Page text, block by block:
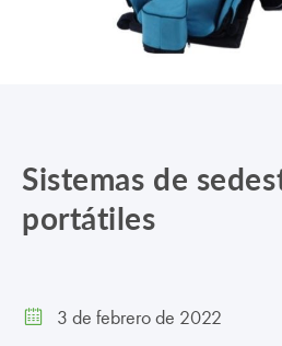
CANAL
Sistemas de
portátiles
3 de febrero de 2022